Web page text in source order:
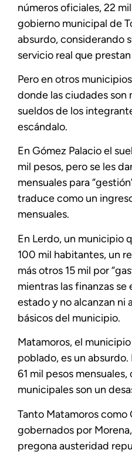
números oficiales, 22
gobierno municipal de
absurdo, considerando
servicio real que
Pero en otros
donde las ciudades son
sueldos de los
escándalo.
En Gómez Palacio el
mil pesos, pero se les
mensuales para
traduce como un
mensuales.
En Lerdo, un municipio
100 mil habitantes, un
más otros 15 mil por
mientras las finanzas
estado y no alcanzan ni
básicos del municipio.
Matamoros, el
poblado, es un absurdo.
61 mil pesos
municipales son un
Tanto Matamoros como
gobernados por
pregona austeridad